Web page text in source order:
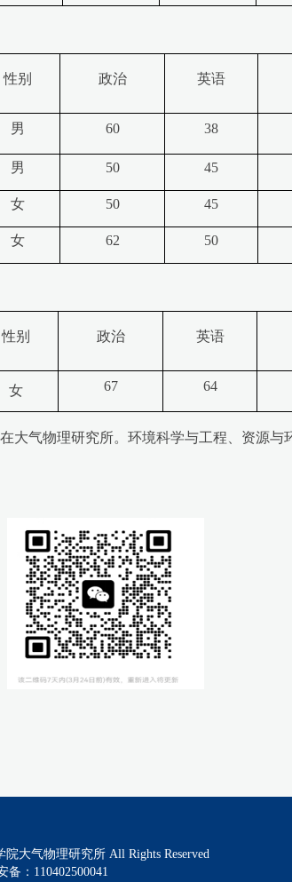
性别 政治 英语
男 60 38
男 50 45
女 50 45
女 62 50
性别 政治 英语
女 67 64
大气物理研究所。环境科学与工程、资源与
院大气物理研究所 All Rights Reserved
备：110402500041